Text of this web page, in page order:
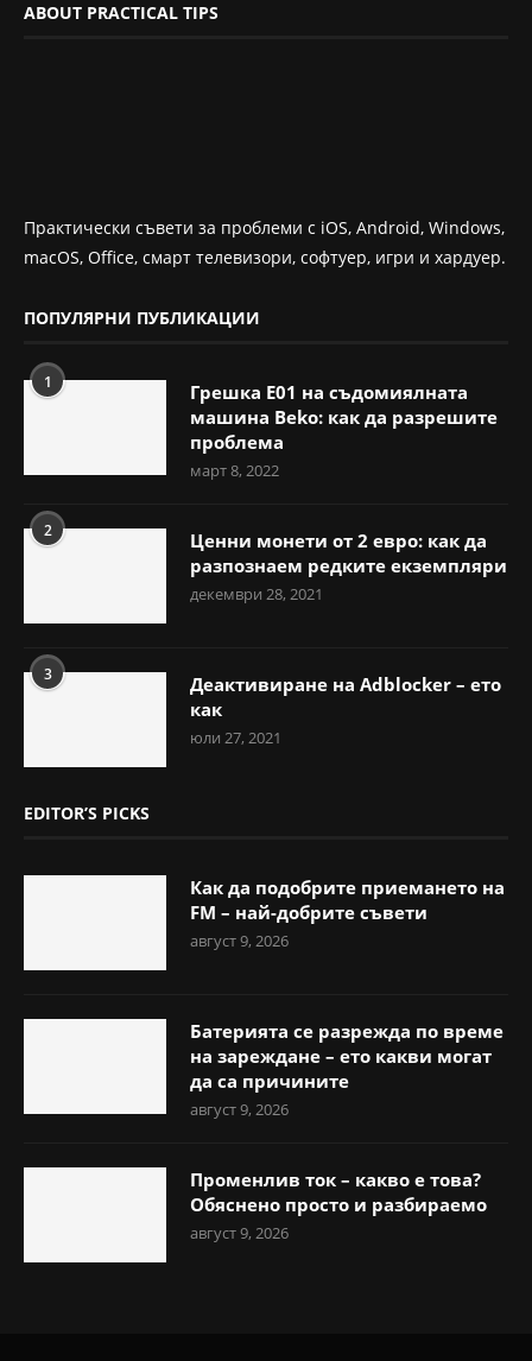
ABOUT PRACTICAL TIPS
Практически съвети за проблеми с iOS, Android, Windows,
macOS, Office, смарт телевизори, софтуер, игри и хардуер.
ПОПУЛЯРНИ ПУБЛИКАЦИИ
1
Грешка E01 на съдомиялната
машина Beko: как да разрешите
проблема
март 8, 2022
2
Ценни монети от 2 евро: как да
разпознаем редките екземпляри
декември 28, 2021
3
Деактивиране на Adblocker – ето
как
юли 27, 2021
EDITOR’S PICKS
Как да подобрите приемането на
FM – най-добрите съвети
август 9, 2026
Батерията се разрежда по време
на зареждане – ето какви могат
да са причините
август 9, 2026
Променлив ток – какво е това?
Обяснено просто и разбираемо
август 9, 2026